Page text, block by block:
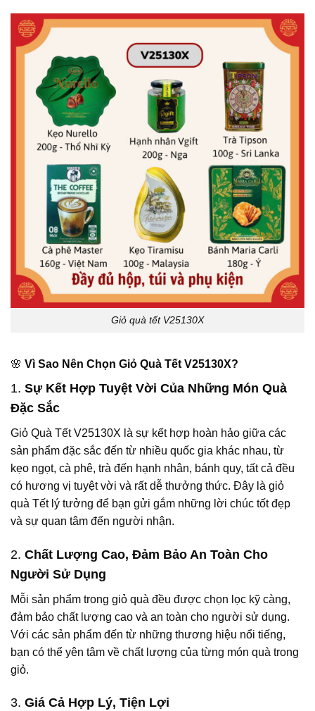
Giỏ quà tết V25130X
🌸 Vì Sao Nên Chọn Giỏ Quà Tết V25130X?
1. Sự Kết Hợp Tuyệt Vời Của Những Món Quà
Đặc Sắc
Giỏ Quà Tết V25130X là sự kết hợp hoàn hảo giữa các
sản phẩm đặc sắc đến từ nhiều quốc gia khác nhau, từ
kẹo ngọt, cà phê, trà đến hạnh nhân, bánh quy, tất cả đều
có hương vị tuyệt vời và rất dễ thưởng thức. Đây là giỏ
quà Tết lý tưởng để bạn gửi gắm những lời chúc tốt đẹp
và sự quan tâm đến người nhận.
2. Chất Lượng Cao, Đảm Bảo An Toàn Cho
Người Sử Dụng
Mỗi sản phẩm trong giỏ quà đều được chọn lọc kỹ càng,
đảm bảo chất lượng cao và an toàn cho người sử dụng.
Với các sản phẩm đến từ những thương hiệu nổi tiếng,
bạn có thể yên tâm về chất lượng của từng món quà trong
giỏ.
3. Giá Cả Hợp Lý, Tiện Lợi